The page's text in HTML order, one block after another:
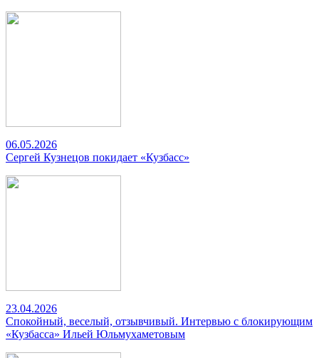
06.05.2026
Сергей Кузнецов покидает «Кузбасс»
23.04.2026
Спокойный, веселый, отзывчивый. Интервью с блокирующим
«Кузбасса» Ильей Юльмухаметовым